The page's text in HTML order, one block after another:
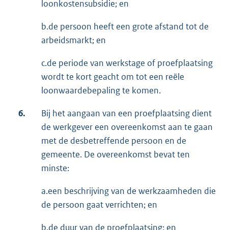
loonkostensubsidie; en
b.de persoon heeft een grote afstand tot de
arbeidsmarkt; en
c.de periode van werkstage of proefplaatsing
wordt te kort geacht om tot een reële
loonwaardebepaling te komen.
6.
Bij het aangaan van een proefplaatsing dient
de werkgever een overeenkomst aan te gaan
met de desbetreffende persoon en de
gemeente. De overeenkomst bevat ten
minste:
a.een beschrijving van de werkzaamheden die
de persoon gaat verrichten; en
b.de duur van de proefplaatsing; en